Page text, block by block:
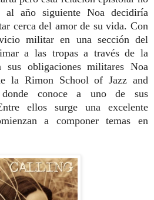
al año siguiente Noa decidiría
cerca del amor de su vida. Con
militar en una sección del
a las tropas a través de la
obligaciones militares Noa
la Rimon School of Jazz and
donde conoce a uno de sus
ellos surge una excelente
a componer temas en